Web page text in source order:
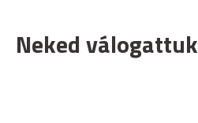
Neked válogattuk